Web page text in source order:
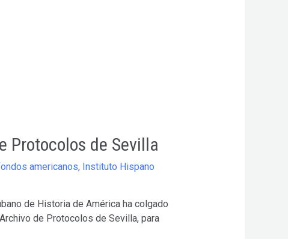
Protocolos de Sevilla
americanos, Instituto Hispano
de Historia de América ha colgado
de Protocolos de Sevilla, para